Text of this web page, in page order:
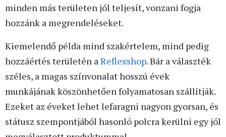
minden más területen jól teljesít, vonzani fogja
hozzánk a megrendeléseket.
Kiemelendő példa mind szakértelem, mind pedig
hozzáértés területén a Reflexshop. Bár a választék
széles, a magas színvonalat hosszú évek
munkájának köszönhetően folyamatosan szállítják.
Ezeket az éveket lehet lefaragni nagyon gyorsan, és
státusz szempontjából hasonló polcra kerülni egy jól